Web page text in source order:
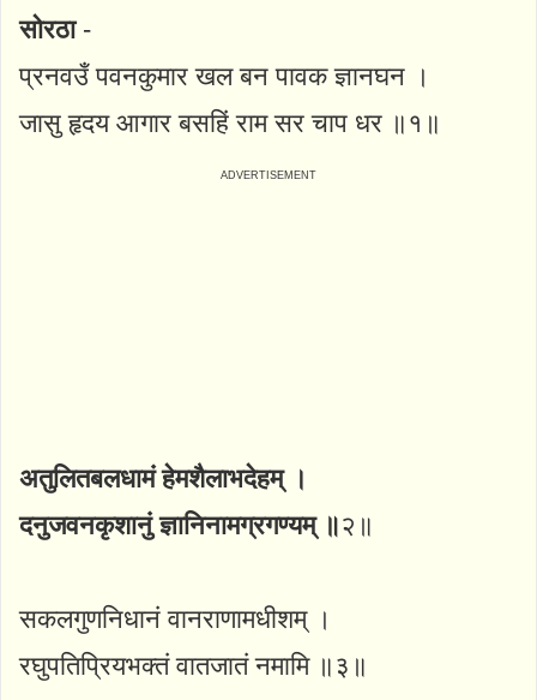
सोरठा-
प्रनवउँ पवनकुमार खल बन पावक ज्ञानघन ।
जासु हृदय आगार बसहिं राम सर चाप धर ॥१॥
अतुलितबलधामं हेमशैलाभदेहम् ।
दनुजवनकृशानुं ज्ञानिनामग्रगण्यम् ॥२॥
सकलगुणनिधानं वानराणामधीशम् ।
रघुपतिप्रियभक्तं वातजातं नमामि ॥३॥